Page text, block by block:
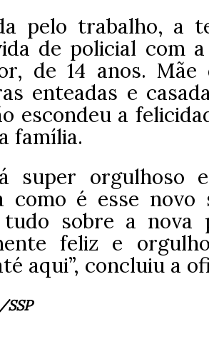
pelo trabalho, a
de policial com
de 14 anos. Mãe
enteadas e
escondeu a
família.
super orgulhoso
como é esse novo
sobre a nova
feliz e
aqui”, concluiu a